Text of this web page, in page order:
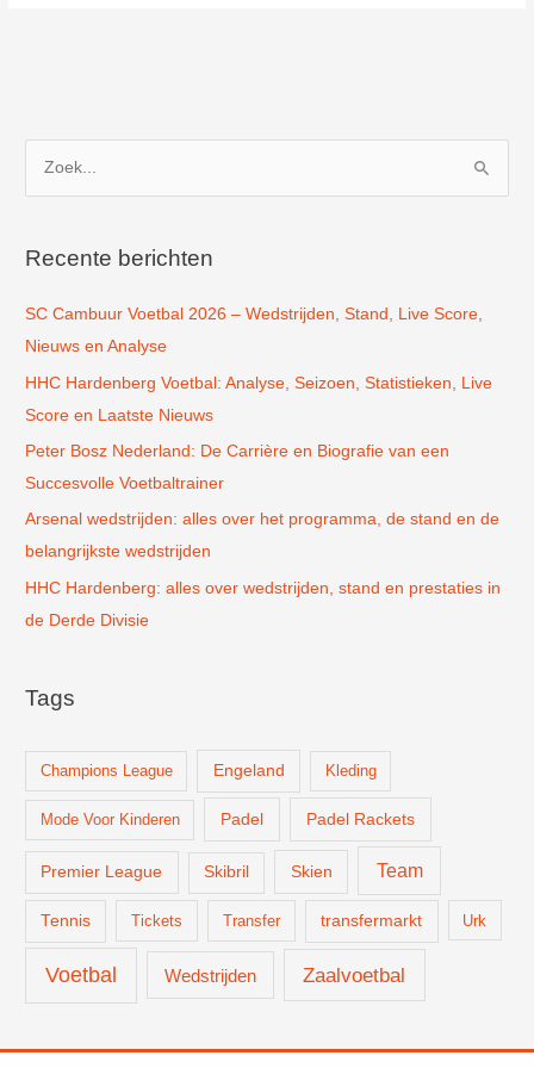
k
a
a
r
:
Recente berichten
SC Cambuur Voetbal 2026 – Wedstrijden, Stand, Live Score,
Nieuws en Analyse
HHC Hardenberg Voetbal: Analyse, Seizoen, Statistieken, Live
Score en Laatste Nieuws
Peter Bosz Nederland: De Carrière en Biografie van een
Succesvolle Voetbaltrainer
Arsenal wedstrijden: alles over het programma, de stand en de
belangrijkste wedstrijden
HHC Hardenberg: alles over wedstrijden, stand en prestaties in
de Derde Divisie
Tags
Champions League Engeland Kleding
Mode Voor Kinderen Padel Padel Rackets
Premier League Skibril Skien Team
Tennis Tickets Transfer transfermarkt Urk
Voetbal Wedstrijden Zaalvoetbal